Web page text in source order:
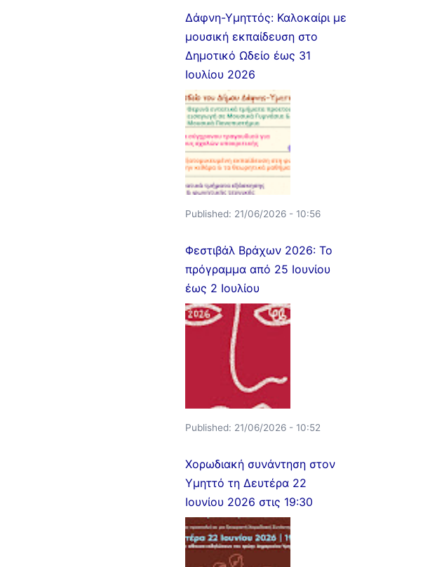
Δάφνη-Υμηττός: Καλοκαίρι με
μουσική εκπαίδευση στο
Δημοτικό Ωδείο έως 31
Ιουλίου 2026
Published: 21/06/2026 - 10:56
Φεστιβάλ Βράχων 2026: Το
πρόγραμμα από 25 Ιουνίου
έως 2 Ιουλίου
Published: 21/06/2026 - 10:52
Χορωδιακή συνάντηση στον
Υμηττό τη Δευτέρα 22
Ιουνίου 2026 στις 19:30